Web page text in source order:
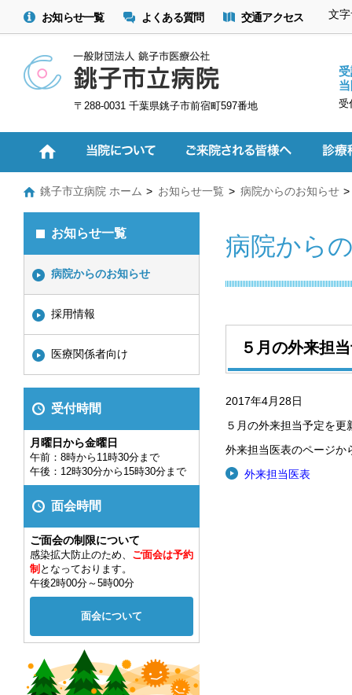
お知らせ一覧 よくある質問 交通アクセス 文
〒288-0031 千葉県銚子市前宿町597番地 受
銚子市立病院 ホーム お知らせ一覧 病院からのお知らせ
病院から
５月の外来担
2017年4月28日
５月の外来担当予定を更
外来担当医表のページか
外来担当医表
お知らせ一覧
病院からのお知らせ
採用情報
医療関係者向け
受付時間
月曜日から金曜日
午前：8時から11時30分まで
午後：12時30分から15時30分まで
面会時間
ご面会の制限について
感染拡大防止のため、 ご面会は予約
制 となっております。
午後2時00分～5時00分
面会について